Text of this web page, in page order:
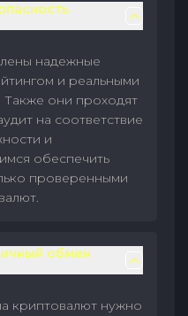
надежные
и реальными
Также они проходят
на соответствие
и
обеспечить
проверенными
обмен
криптовалют нужно